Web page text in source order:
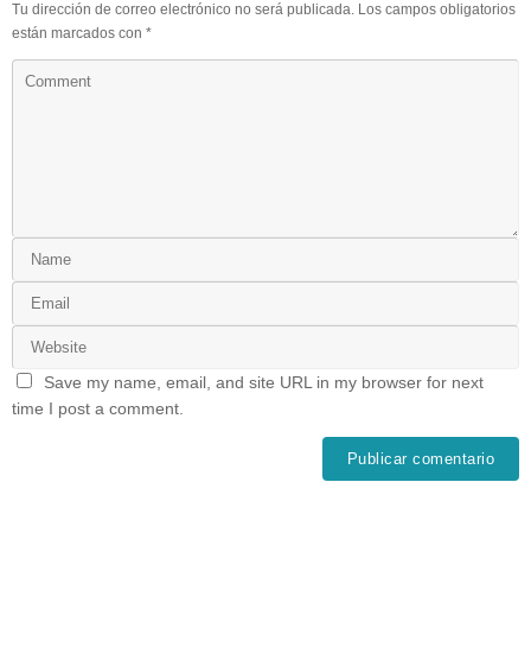
Tu dirección de correo electrónico no será publicada. Los campos obligatorios
están marcados con *
Save my name, email, and site URL in my browser for next
time I post a comment.